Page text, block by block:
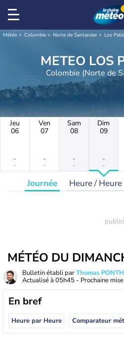
Météo Colombie Norte de Santander Los
METEO
Colombie (Norte de
Jeu
06
-
-
Ven
07
-
-
Sam
08
-
-
Dim
09
-
-
Journée Heure / Heure
MÉTÉO DU
Bulletin établi parThomas
Actualisé à 05h45 - Prochaine
En bref
Heure par Heure Comparateur